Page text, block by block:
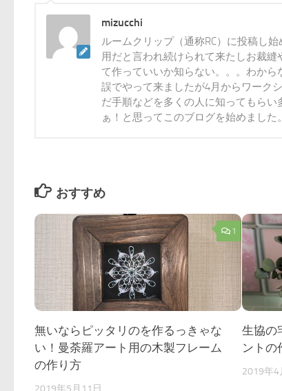
mizucchi
ルームクリップ（通称RC）に投稿し
用だと言われ続けられて来たしお裁
て作っていいか知らない。。。わか
誤でやって来ましたが4月からワーク
だ手順などを多くの人に知ってもら
ぁ！と思ってこのブログを始めまし
おすすめ
1
無いならピッタリのを作るっきゃな
い！曼荼羅アート用の木製フレーム
の作り方
生協の
ントの
2019年4